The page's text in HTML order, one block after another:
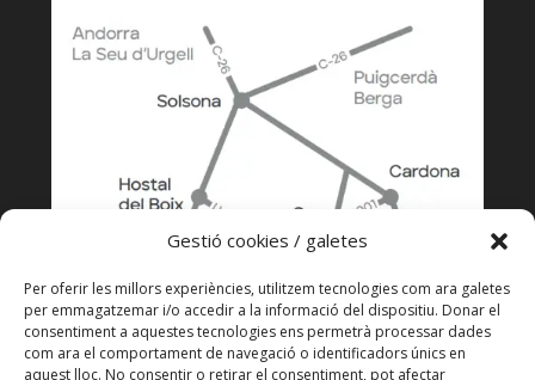
Gestió cookies / galetes
Per oferir les millors experiències, utilitzem tecnologies com ara galetes
per emmagatzemar i/o accedir a la informació del dispositiu. Donar el
consentiment a aquestes tecnologies ens permetrà processar dades
com ara el comportament de navegació o identificadors únics en
aquest lloc. No consentir o retirar el consentiment, pot afectar